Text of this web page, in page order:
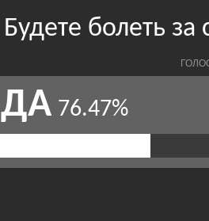
Будете болеть
ДА 76.47%